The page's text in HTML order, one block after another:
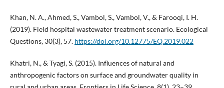
Khan, N. A., Ahmed, S., Vambol, S., Vambol, V., & Farooqi, I. H.
(2019). Field hospital wastewater treatment scenario. Ecological
Questions, 30(3), 57. https://doi.org/10.12775/EQ.2019.022
Khatri, N., & Tyagi, S. (2015). Influences of natural and
anthropogenic factors on surface and groundwater quality in